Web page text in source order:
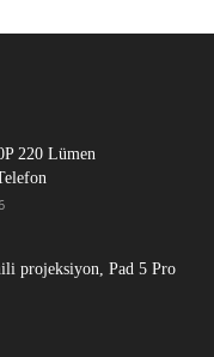
220 Lümen
projeksiyon, Pad 5 Pro